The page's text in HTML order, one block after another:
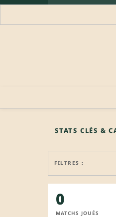
🔒 PROFIL PRO
STATS CLÉS &
FILTRES :
0
MATCHS JOUÉS